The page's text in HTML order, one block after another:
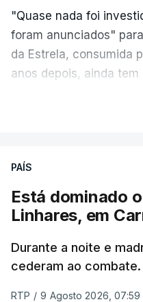
"Quase nada foi
foram anunciados"
da Estrela, consumida
anos depois, ainda
ESTE
PAÍS
Está dominado
Linhares, em
Durante a noite e
cederam ao
RTP / 9 Agosto 2026, 07:59